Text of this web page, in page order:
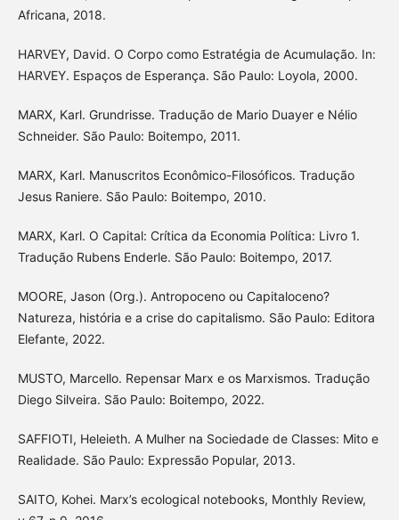
Africana, 2018.
HARVEY, David. O Corpo como Estratégia de Acumulação. In:
HARVEY. Espaços de Esperança. São Paulo: Loyola, 2000.
MARX, Karl. Grundrisse. Tradução de Mario Duayer e Nélio
Schneider. São Paulo: Boitempo, 2011.
MARX, Karl. Manuscritos Econômico-Filosóficos. Tradução
Jesus Raniere. São Paulo: Boitempo, 2010.
MARX, Karl. O Capital: Crítica da Economia Política: Livro 1.
Tradução Rubens Enderle. São Paulo: Boitempo, 2017.
MOORE, Jason (Org.). Antropoceno ou Capitaloceno?
Natureza, história e a crise do capitalismo. São Paulo: Editora
Elefante, 2022.
MUSTO, Marcello. Repensar Marx e os Marxismos. Tradução
Diego Silveira. São Paulo: Boitempo, 2022.
SAFFIOTI, Heleieth. A Mulher na Sociedade de Classes: Mito e
Realidade. São Paulo: Expressão Popular, 2013.
SAITO, Kohei. Marx’s ecological notebooks, Monthly Review,